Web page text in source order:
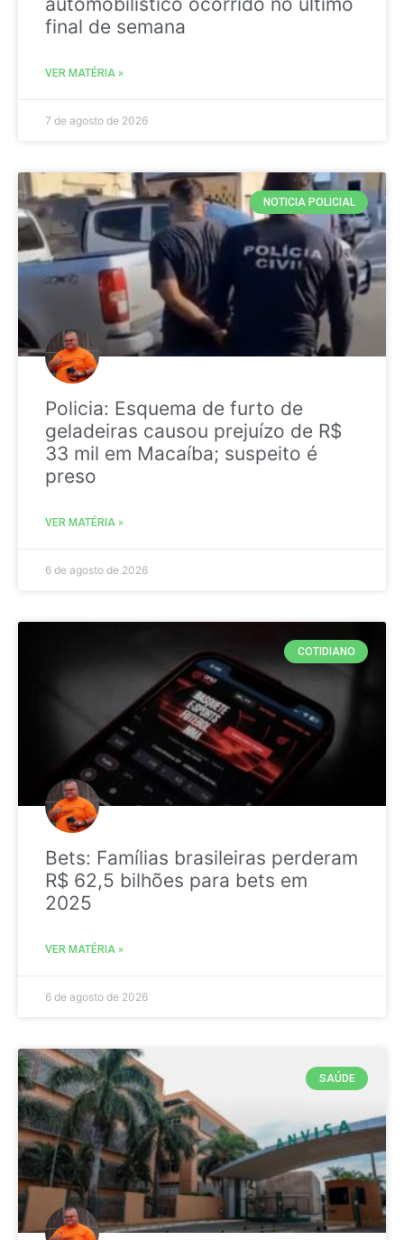
final de semana
VER MATÉRIA »
7 de agosto de 2026
NOTICIA POLICIAL
Policia: Esquema de furto de
geladeiras causou prejuízo de R$
33 mil em Macaíba; suspeito é
preso
VER MATÉRIA »
6 de agosto de 2026
COTIDIANO
Bets: Famílias brasileiras perderam
R$ 62,5 bilhões para bets em
2025
VER MATÉRIA »
6 de agosto de 2026
SAÚDE